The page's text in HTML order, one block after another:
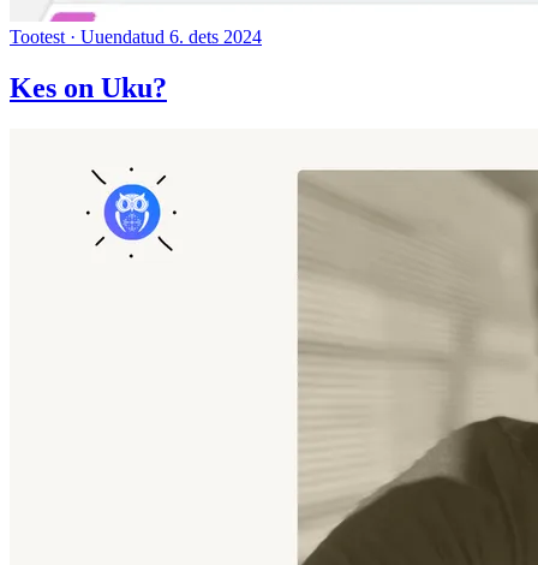
Tootest · Uuendatud 6. dets 2024
Kes on Uku?